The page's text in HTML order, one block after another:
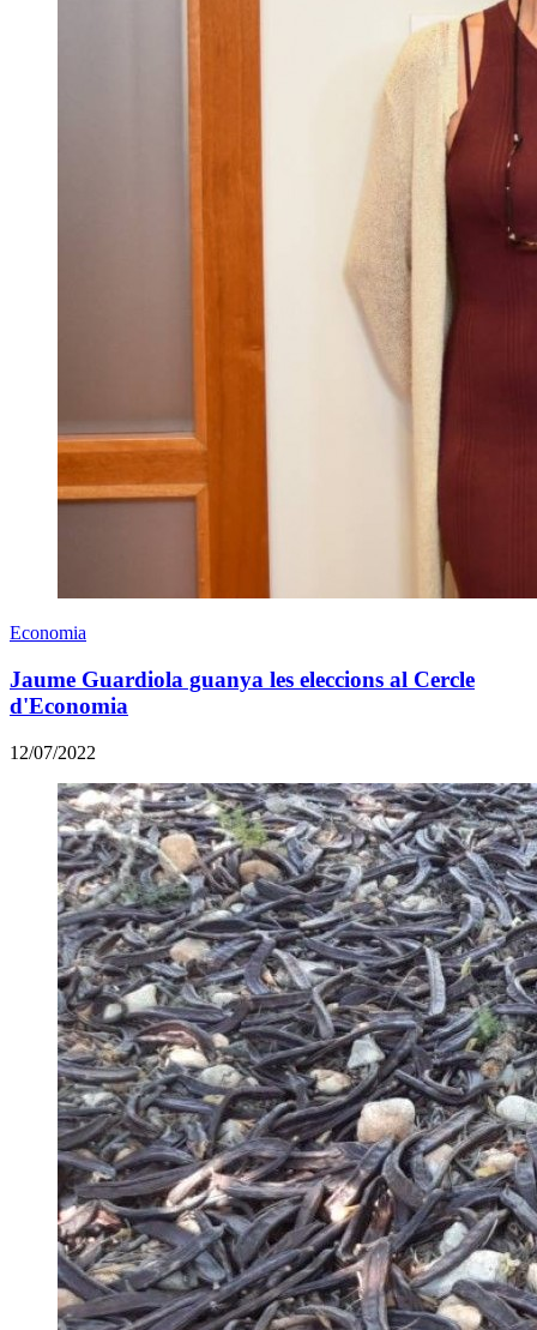
Economia
Jaume Guardiola guanya les eleccions al Cercle
d'Economia
12/07/2022